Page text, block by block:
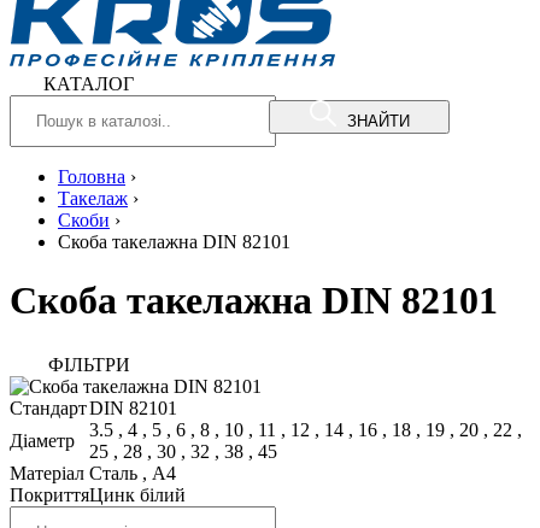
КАТАЛОГ
ЗНАЙТИ
Головна ›
Такелаж ›
Скоби ›
Скоба такелажна DIN 82101
Скоба такелажна DIN 82101
ФIЛЬТРИ
СтандартDIN 82101
Діаметр
3.5 , 4 , 5 , 6 , 8 , 10 , 11 , 12 , 14 , 16 , 18 , 19 , 20 , 22 ,
25 , 28 , 30 , 32 , 38 , 45
Матеріал Сталь , A4
ПокриттяЦинк білий